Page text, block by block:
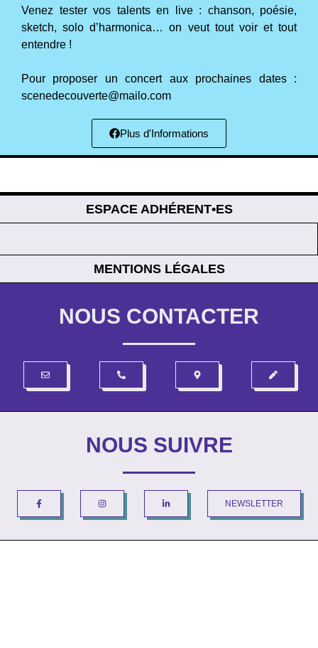
Venez tester vos talents en live : chanson, poésie,
sketch, solo d’harmonica… on veut tout voir et tout
entendre !
Pour proposer un concert aux prochaines dates :
scenedecouverte@mailo.com
Plus d'Informations
ESPACE ADHÉRENT•ES
MENTIONS LÉGALES
NOUS CONTACTER
NOUS SUIVRE
NEWSLETTER